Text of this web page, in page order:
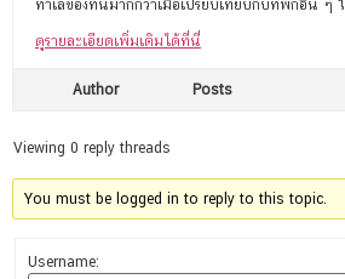
ทำเลของที่นี่มากกว่าเมื่อเปรียบเทียบกับที่พักอื่น ๆ
ดูรายละเอียดเพิ่มเติมได้ที่นี่
Author Posts
Viewing 0 reply threads
You must be logged in to reply to this topic.
Username: